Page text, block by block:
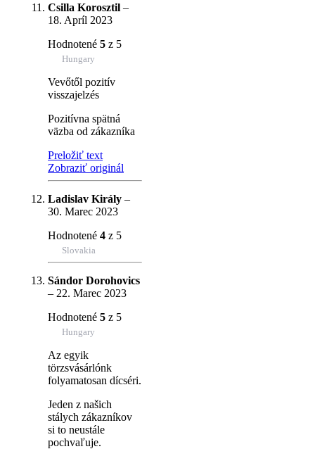
Csilla Korosztil –
18. Apríl 2023
Hodnotené 5 z 5
Hungary
Vevőtől pozitív
visszajelzés
Pozitívna spätná
väzba od zákazníka
Preložiť text
Zobraziť originál
Ladislav Király –
30. Marec 2023
Hodnotené 4 z 5
Slovakia
Sándor Dorohovics
– 22. Marec 2023
Hodnotené 5 z 5
Hungary
Az egyik
törzsvásárlónk
folyamatosan dícséri.
Jeden z našich
stálych zákazníkov
si to neustále
pochvaľuje.